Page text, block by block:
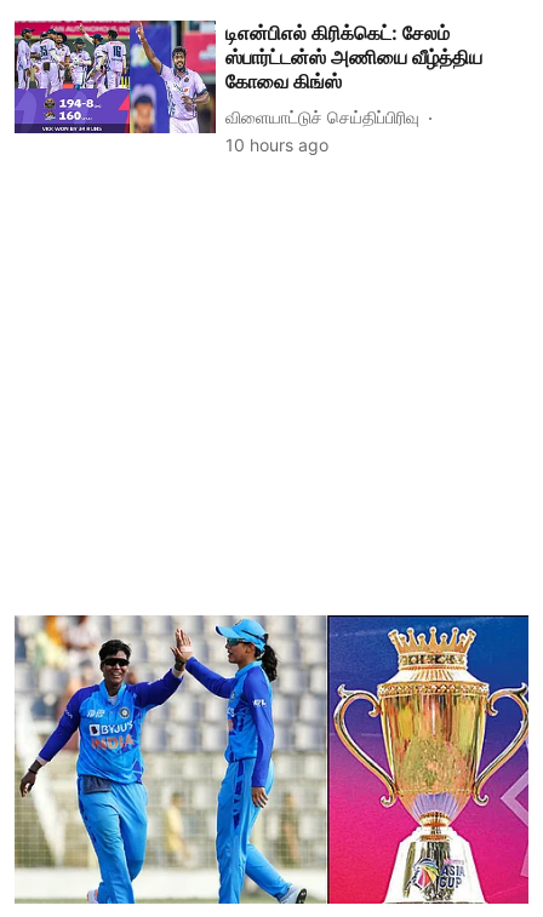
டிஎன்பிஎல் கிரிக்கெட்: சேலம்
ஸ்பார்ட்டன்ஸ் அணியை வீழ்த்திய
கோவை கிங்ஸ்
விளையாட்டுச் செய்திப்பிரிவு
10 hours ago